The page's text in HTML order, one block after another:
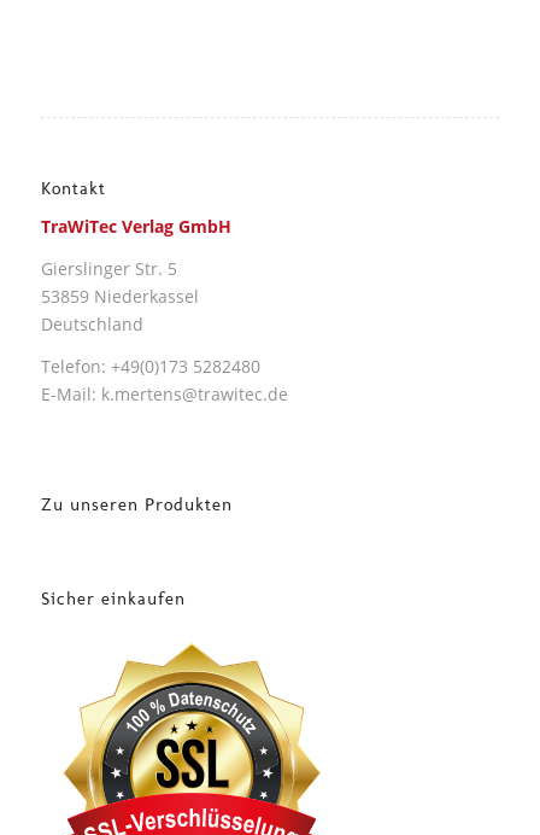
Kontakt
TraWiTec Verlag GmbH
Gierslinger Str. 5
53859 Niederkassel
Deutschland
Telefon: +49(0)173 5282480
E-Mail: k.mertens@trawitec.de
Zu unseren Produkten
Sicher einkaufen